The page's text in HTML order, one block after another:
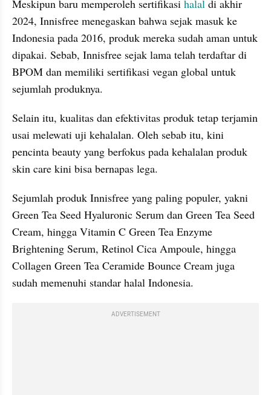
Meskipun baru memperoleh sertifikasi halal di akhir
2024, Innisfree menegaskan bahwa sejak masuk ke
Indonesia pada 2016, produk mereka sudah aman untuk
dipakai. Sebab, Innisfree sejak lama telah terdaftar di
BPOM dan memiliki sertifikasi vegan global untuk
sejumlah produknya.
Selain itu, kualitas dan efektivitas produk tetap terjamin
usai melewati uji kehalalan. Oleh sebab itu, kini
pencinta beauty yang berfokus pada kehalalan produk
skin care kini bisa bernapas lega.
Sejumlah produk Innisfree yang paling populer, yakni
Green Tea Seed Hyaluronic Serum dan Green Tea Seed
Cream, hingga Vitamin C Green Tea Enzyme
Brightening Serum, Retinol Cica Ampoule, hingga
Collagen Green Tea Ceramide Bounce Cream juga
sudah memenuhi standar halal Indonesia.
ADVERTISEMENT